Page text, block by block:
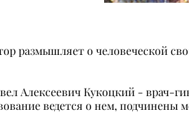
размышляет о человеческой
Алексеевич Кукоцкий - врач-
ведется о нем,